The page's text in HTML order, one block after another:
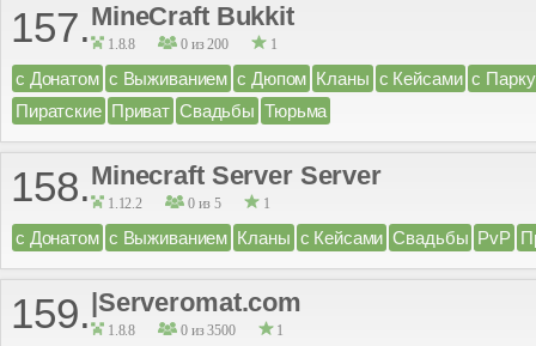
157.MineCraft Bukkit
1.8.8 0 из 200 1
с Донатом с Выживанием с Дюпом Кланы с Кейсами с
Пиратские Приват Свадьбы Тюрьма
158.Minecraft Server Server
1.12.2 0 из 5 1
с Донатом с Выживанием Кланы с Кейсами Свадьбы PvP
159.|Serveromat.com
1.8.8 0 из 3500 1